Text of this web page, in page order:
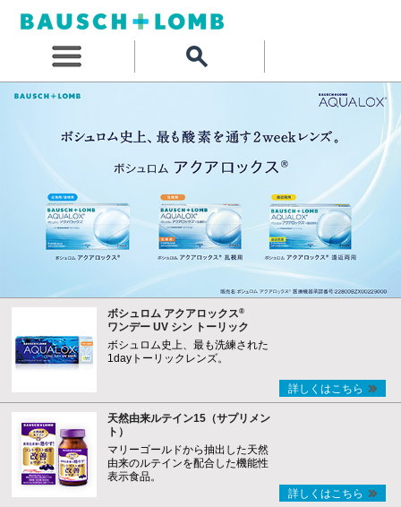
ボシュロム アクアロックス®
ワンデー UV シン トーリック
ボシュロム史上、最も洗練された
1dayトーリックレンズ。
詳しくはこちら
天然由来ルテイン15（サプリメン
ト）
マリーゴールドから抽出した天然
由来のルテインを配合した機能性
表示食品。
詳しくはこちら